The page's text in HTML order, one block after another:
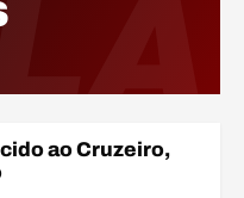
ao Cruzeiro,